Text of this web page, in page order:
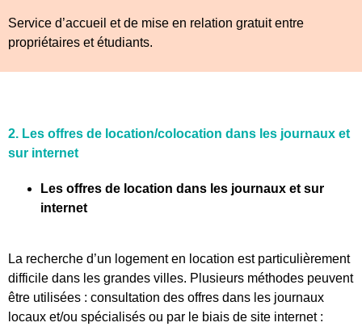
Service d’accueil et de mise en relation gratuit entre
propriétaires et étudiants.
2. Les offres de location/colocation dans les journaux et
sur internet
Les offres de location dans les journaux et sur
internet
La recherche d’un logement en location est particulièrement
difficile dans les grandes villes. Plusieurs méthodes peuvent
être utilisées : consultation des offres dans les journaux
locaux et/ou spécialisés ou par le biais de site internet :